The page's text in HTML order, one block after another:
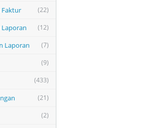
(22)
Faktur
(12)
Laporan
(7)
Laporan
(9)
(433)
(21)
(2)